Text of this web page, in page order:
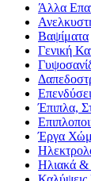
Άλλα
Βαψίματα
Γενική
Έπιπλα,
Έργα
Ηλιακά &